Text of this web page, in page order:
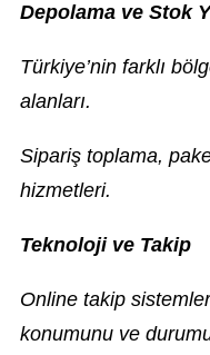
Depolama ve Stok
Türkiye’nin farklı
alanları.
Sipariş toplama,
hizmetleri.
Teknoloji ve Takip
Online takip
konumunu ve